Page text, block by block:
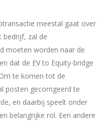
meestal gaat over
bedrijf, zal de
moeten worden naar de
dat de EV to Equity-bridge
te komen tot de
posten gecorrigeerd te
en daarbij speelt onder
belangrijke rol. Een andere